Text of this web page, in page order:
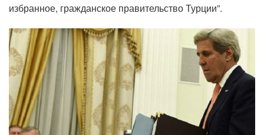
избранное, гражданское правительство Турции”.